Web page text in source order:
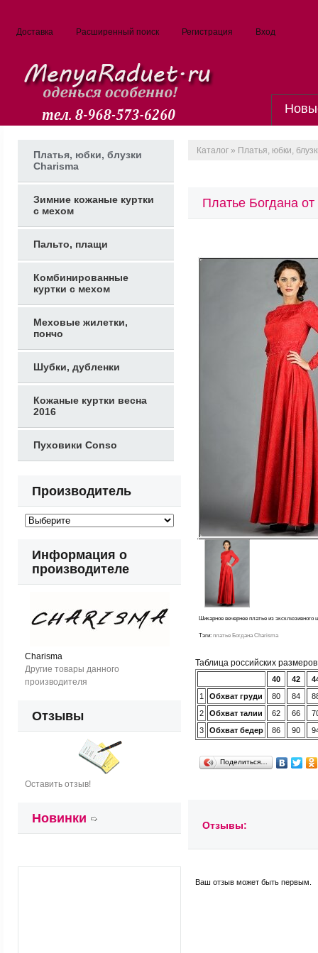
Доставка Расширенный поиск Регистрация Вход
Каталог » Платья, юбки,
Платье Богдана
Шикарное вечернее платье из
Тэги: платье Богдана Charisma
Таблица российских
40 42
1
Обхват груди 80 84
2
Обхват талии 62 66
3
Обхват бедер 86 90
Поделиться…
Отзывы:
Ваш отзыв может быть первым.
Платья, юбки, блузки
Charisma
Зимние кожаные куртки
с мехом
Пальто, плащи
Комбинированные
куртки с мехом
Меховые жилетки,
пончо
Шубки, дубленки
Кожаные куртки весна
2016
Пуховики Conso
Производитель
Информация о
производителе
Charisma
Другие товары данного
производителя
Отзывы
Оставить отзыв!
Новинки